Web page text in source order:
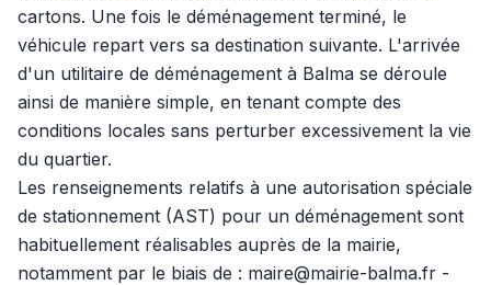
cartons. Une fois le déménagement terminé, le
véhicule repart vers sa destination suivante. L'arrivée
d'un utilitaire de déménagement à Balma se déroule
ainsi de manière simple, en tenant compte des
conditions locales sans perturber excessivement la vie
du quartier.
Les renseignements relatifs à une autorisation spéciale
de stationnement (AST) pour un déménagement sont
habituellement réalisables auprès de la mairie,
notamment par le biais de : maire@mairie-balma.fr -